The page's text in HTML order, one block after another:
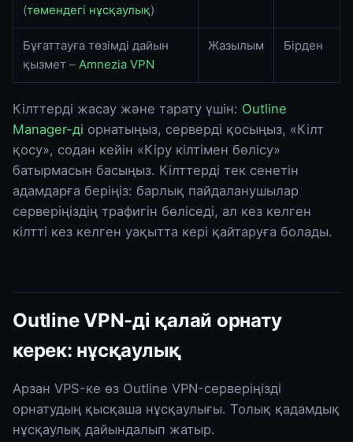
(төмендегі нұсқаулық)
Бұғаттауға төзімді дайын
қызмет – Amnezia VPN
Жазылым Бірден
Кілттерді жасау және тарату үшін: Outline
Manager-ді орнатыңыз, серверді қосыңыз, «Кілт
қосу», содан кейін «Кіру кілтімен бөлісу»
батырмасын басыңыз. Кілттерді тек сенетін
адамдарға беріңіз: барлық пайдаланушылар
серверіңіздің трафигін бөліседі, ал кез келген
кілтті кез келген уақытта кері қайтаруға болады.
Outline VPN-ді қалай орнату
керек: нұсқаулық
Арзан VPS-ке өз Outline VPN-серверіңізді
орнатудың қысқаша нұсқаулығы. Толық қадамдық
нұсқаулық дайындалып жатыр.